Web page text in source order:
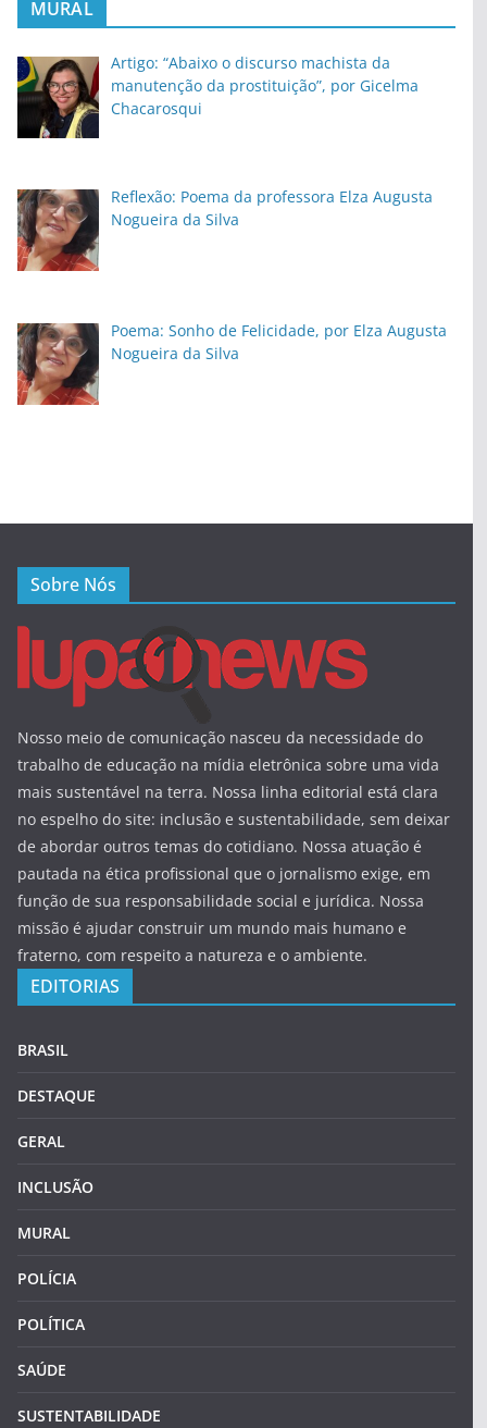
MURAL
Artigo: “Abaixo o discurso machista da
manutenção da prostituição”, por Gicelma
Chacarosqui
Reflexão: Poema da professora Elza Augusta
Nogueira da Silva
Poema: Sonho de Felicidade, por Elza Augusta
Nogueira da Silva
Sobre Nós
Nosso meio de comunicação nasceu da necessidade do
trabalho de educação na mídia eletrônica sobre uma vida
mais sustentável na terra. Nossa linha editorial está clara
no espelho do site: inclusão e sustentabilidade, sem deixar
de abordar outros temas do cotidiano. Nossa atuação é
pautada na ética profissional que o jornalismo exige, em
função de sua responsabilidade social e jurídica. Nossa
missão é ajudar construir um mundo mais humano e
fraterno, com respeito a natureza e o ambiente.
EDITORIAS
BRASIL
DESTAQUE
GERAL
INCLUSÃO
MURAL
POLÍCIA
POLÍTICA
SAÚDE
SUSTENTABILIDADE